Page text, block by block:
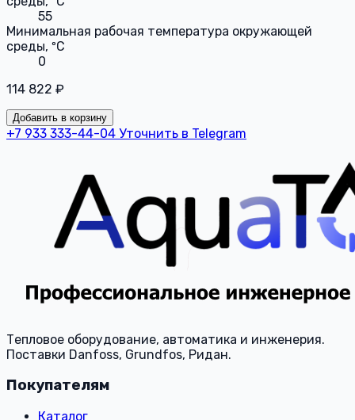
55
Минимальная рабочая температура окружающей
среды, ºС
0
114 822 ₽
Добавить в корзину
+7 933 333-44-04 Уточнить в Telegram
Тепловое оборудование, автоматика и инженерия.
Поставки Danfoss, Grundfos, Ридан.
Покупателям
Каталог